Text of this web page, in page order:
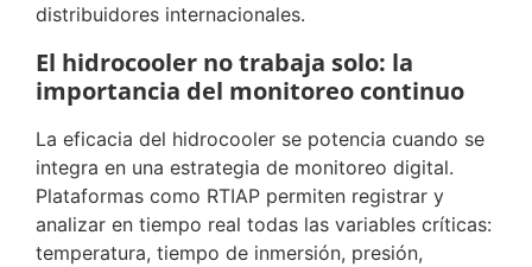
distribuidores internacionales.
El hidrocooler no trabaja solo: la
importancia del monitoreo continuo
La eficacia del hidrocooler se potencia cuando se
integra en una estrategia de monitoreo digital.
Plataformas como RTIAP permiten registrar y
analizar en tiempo real todas las variables críticas:
temperatura, tiempo de inmersión, presión,